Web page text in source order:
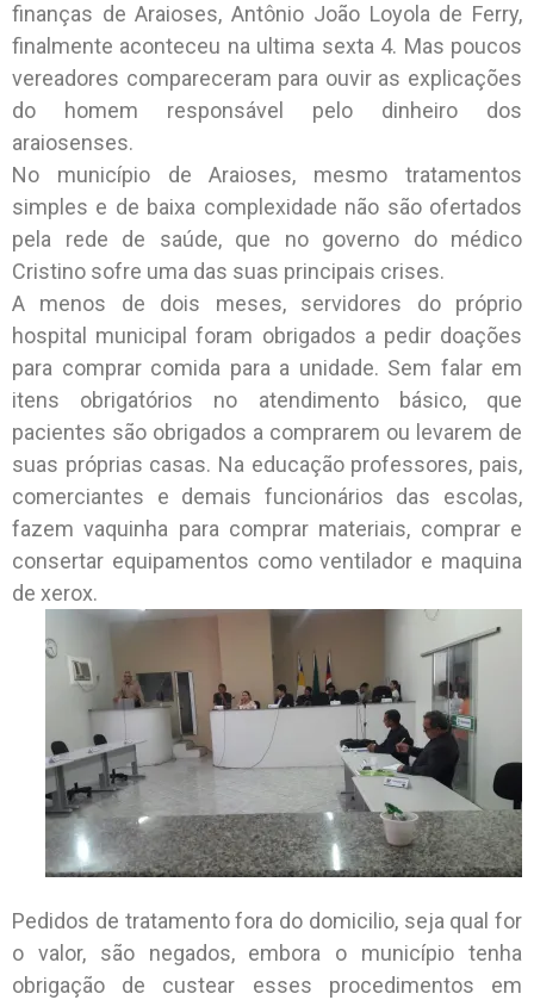
finanças de Araioses, Antônio João Loyola de Ferry,
finalmente aconteceu na ultima sexta 4. Mas poucos
vereadores compareceram para ouvir as explicações
do homem responsável pelo dinheiro dos
araiosenses.
No município de Araioses, mesmo tratamentos
simples e de baixa complexidade não são ofertados
pela rede de saúde, que no governo do médico
Cristino sofre uma das suas principais crises.
A menos de dois meses, servidores do próprio
hospital municipal foram obrigados a pedir doações
para comprar comida para a unidade. Sem falar em
itens obrigatórios no atendimento básico, que
pacientes são obrigados a comprarem ou levarem de
suas próprias casas. Na educação professores, pais,
comerciantes e demais funcionários das escolas,
fazem vaquinha para comprar materiais, comprar e
consertar equipamentos como ventilador e maquina
de xerox.
Pedidos de tratamento fora do domicilio, seja qual for
o valor, são negados, embora o município tenha
obrigação de custear esses procedimentos em